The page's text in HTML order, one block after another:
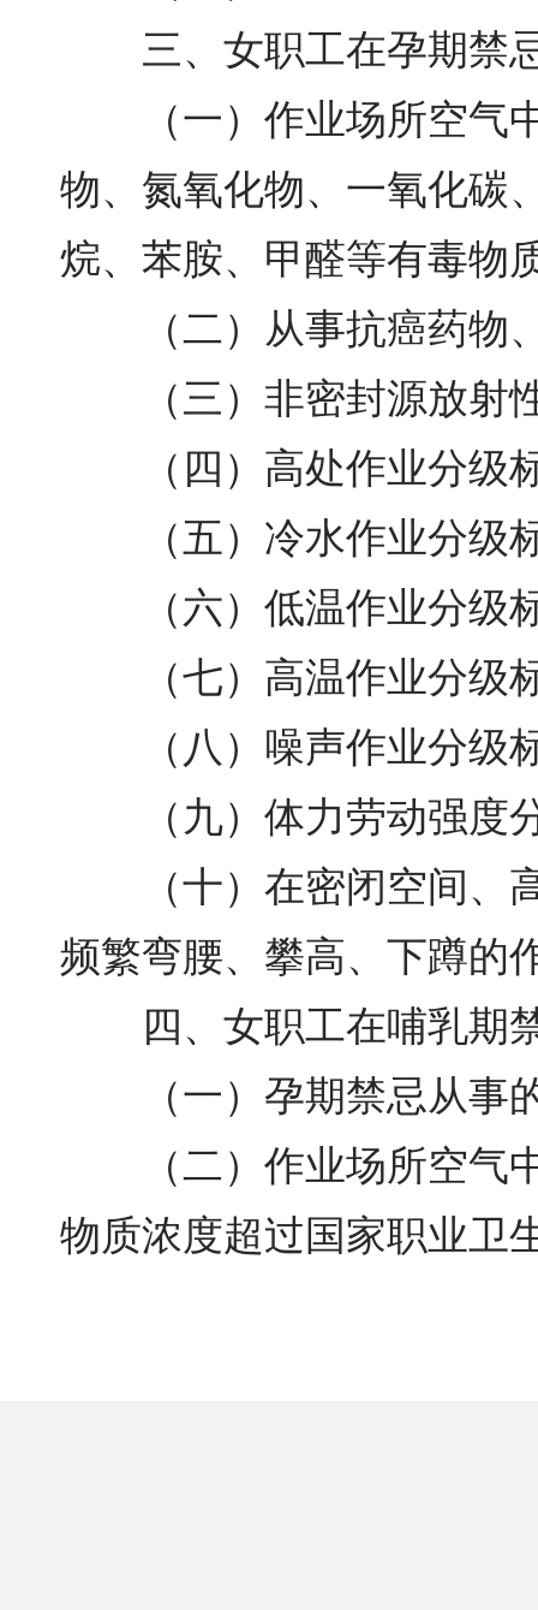
三、女职工在孕期禁
（一）作业场所空气中
物、氮氧化物、一氧化碳
烷、苯胺、甲醛等有毒物
（二）从事抗癌药物、
（三）非密封源放射性
（四）高处作业分级
（五）冷水作业分级
（六）低温作业分级
（七）高温作业分级标
（八）噪声作业分级标
（九）体力劳动强度分
（十）在密闭空间、高
频繁弯腰、攀高、下蹲的
四、女职工在哺乳期
（一）孕期禁忌从事的
（二）作业场所空气中
物质浓度超过国家职业卫